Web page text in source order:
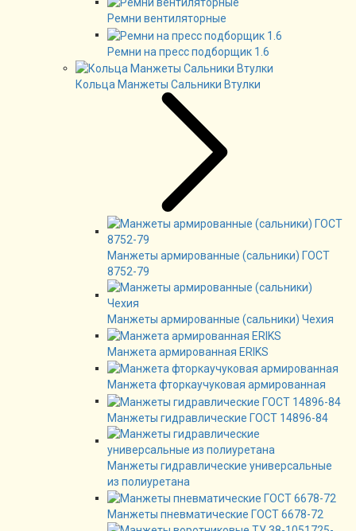
Ремни вентиляторные
Ремни на пресс подборщик 1.6
Кольца Манжеты Сальники Втулки
Манжеты армированные (сальники) ГОСТ
8752-79
Манжеты армированные (сальники) Чехия
Манжета армированная ERIKS
Манжета фторкаучуковая армированная
Манжеты гидравлические ГОСТ 14896-84
Манжеты гидравлические универсальные
из полиуретана
Манжеты пневматические ГОСТ 6678-72